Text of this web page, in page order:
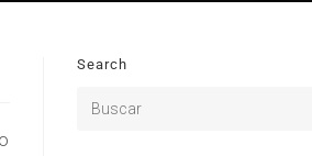
Search